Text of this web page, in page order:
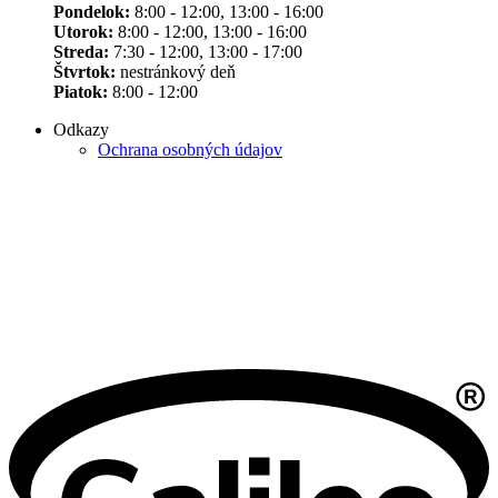
Pondelok: 8:00 - 12:00, 13:00 - 16:00
Utorok: 8:00 - 12:00, 13:00 - 16:00
Streda: 7:30 - 12:00, 13:00 - 17:00
Štvrtok: nestránkový deň
Piatok: 8:00 - 12:00
Odkazy
Ochrana osobných údajov